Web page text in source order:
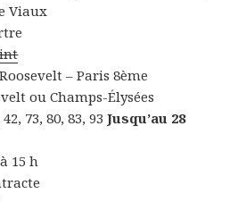
Viaux
– Paris 8ème
ou Champs-Élysées
73, 80, 83, 93Jusqu’au 28
15 h